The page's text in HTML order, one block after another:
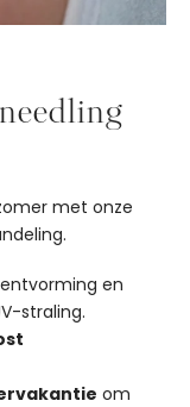
met onze
en
straling.
om